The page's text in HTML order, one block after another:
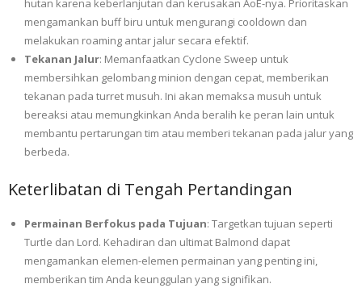
hutan karena keberlanjutan dan kerusakan AoE-nya. Prioritaskan
mengamankan buff biru untuk mengurangi cooldown dan
melakukan roaming antar jalur secara efektif.
Tekanan Jalur: Memanfaatkan Cyclone Sweep untuk
membersihkan gelombang minion dengan cepat, memberikan
tekanan pada turret musuh. Ini akan memaksa musuh untuk
bereaksi atau memungkinkan Anda beralih ke peran lain untuk
membantu pertarungan tim atau memberi tekanan pada jalur yang
berbeda.
Keterlibatan di Tengah Pertandingan
Permainan Berfokus pada Tujuan: Targetkan tujuan seperti
Turtle dan Lord. Kehadiran dan ultimat Balmond dapat
mengamankan elemen-elemen permainan yang penting ini,
memberikan tim Anda keunggulan yang signifikan.